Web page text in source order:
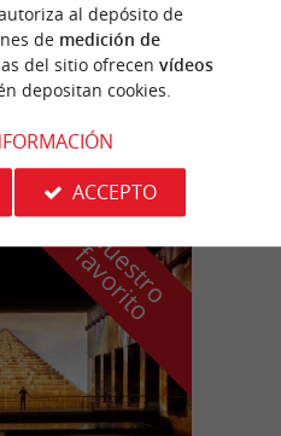
Bourran
n
u
e
s
t
r
o
f
a
v
o
r
i
t
o
al depósito de
de medición de
del sitio ofrecen vídeos
depositan cookies.
ACCEPTO